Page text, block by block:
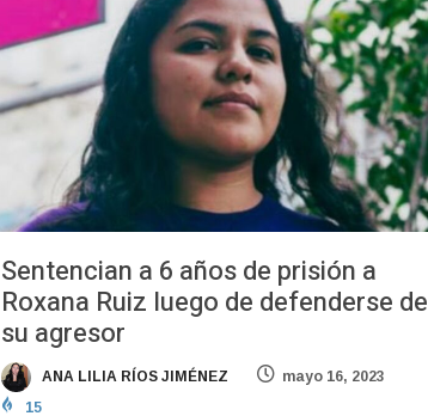
Sentencian a 6 años de prisión a
Roxana Ruiz luego de defenderse de
su agresor
ANA LILIA RÍOS JIMÉNEZ
mayo 16, 2023
15